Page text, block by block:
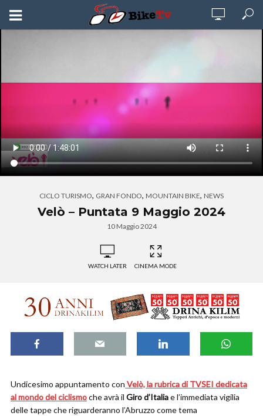
CICLO TURISMO, GRAN FONDO, MOUNTAIN BIKE, NEWS
Velò – Puntata 9 Maggio 2024
10 Maggio 2024
WATCH LATER CINEMA MODE
Undicesimo appuntamento con Velò, la rubrica di TVSEI dedicata
al mondo del ciclismoche avrà il Giro d’Italiae l’immediata vigilia
delle tappe che riguarderanno l’Abruzzo come tema